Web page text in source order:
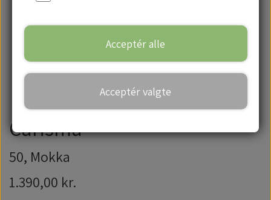
Handelsbetingelser
Carisma
50, Mokka
1.390,00 kr.
Acceptér alle
Acceptér valgte